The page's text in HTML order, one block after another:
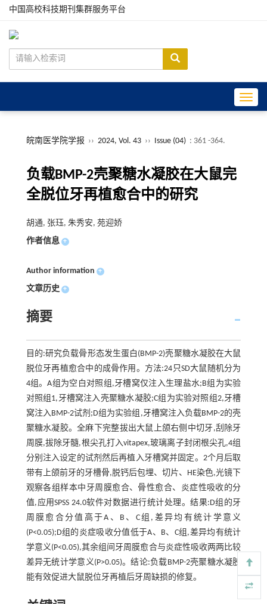
中国高校科技期刊集群服务平台
皖南医学院学报 ›› 2024, Vol. 43 ›› Issue (04) : 361 -364.
负载BMP-2壳聚糖水凝胶在大鼠完
全脱位牙再植愈合中的研究
胡通, 张珏, 朱秀安, 苑迎娇
作者信息 +
Author information +
文章历史 +
摘要
目的:研究负载骨形态发生蛋白(BMP-2)壳聚糖水凝胶在大鼠
脱位牙再植愈合中的成骨作用。方法:24只SD大鼠随机分为
4组。A组为空白对照组,牙槽窝仅注入生理盐水;B组为实验
对照组1,牙槽窝注入壳聚糖水凝胶;C组为实验对照组2,牙槽
窝注入BMP-2试剂;D组为实验组,牙槽窝注入负载BMP-2的壳
聚糖水凝胶。全麻下完整拔出大鼠上颌右侧中切牙,刮除牙
周膜,拔除牙髓,根尖孔打入vitapex,玻璃离子封闭根尖孔,4组
分别注入设定的试剂然后再植入牙槽窝并固定。2个月后取
带有上颌前牙的牙槽骨,脱钙后包埋、切片、HE染色,光镜下
观察各组样本中牙周膜愈合、骨性愈合、炎症性吸收的分
值,应用SPSS 24.0软件对数据进行统计处理。结果:D组的牙
周膜愈合分值高于A、B、C组,差异均有统计学意义
(P<0.05);D组的炎症吸收分值低于A、B、C组,差异均有统计
学意义(P<0.05),其余组间牙周膜愈合与炎症性吸收两两比较
差异无统计学意义(P>0.05)。结论:负载BMP-2壳聚糖水凝胶
能有效促进大鼠脱位牙再植后牙周缺损的修复。